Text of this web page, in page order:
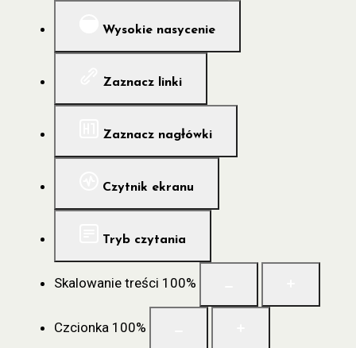
Wysokie nasycenie
Zaznacz linki
Zaznacz nagłówki
Czytnik ekranu
Tryb czytania
Skalowanie treści 100%
Czcionka 100%